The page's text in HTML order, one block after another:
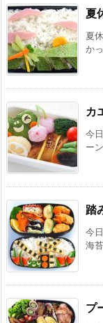
夏
夏
か
カ
今
ー
踏
今
海
プ